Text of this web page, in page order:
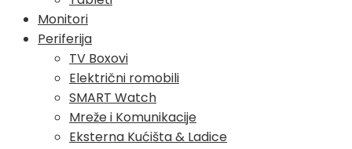
Monitori
Periferija
TV Boxovi
Električni romobili
SMART Watch
Mreže i Komunikacije
Eksterna Kućišta & Ladice